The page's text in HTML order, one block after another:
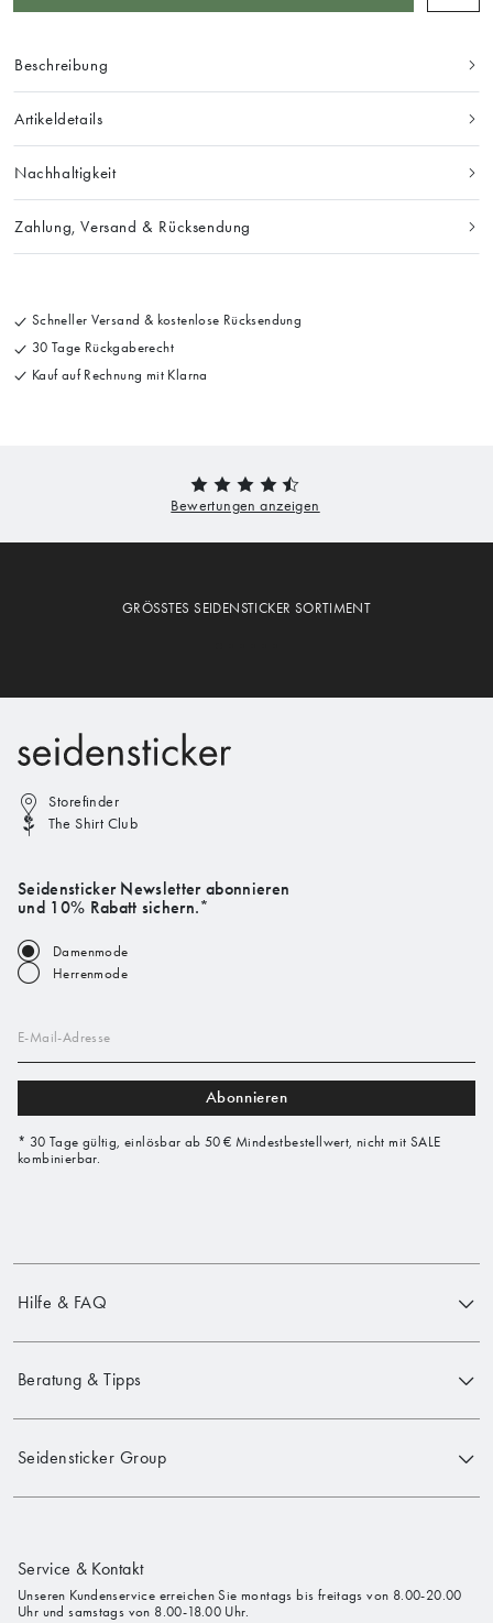
Beschreibung
Artikeldetails
Nachhaltigkeit
Zahlung, Versand & Rücksendung
Schneller Versand & kostenlose Rücksendung
30 Tage Rückgaberecht
Kauf auf Rechnung mit Klarna
GRÖSSTES SEIDENSTICKER SORTIMENT
Storefinder
The Shirt Club
Seidensticker Newsletter abonnieren
und 10% Rabatt sichern.*
Damenmode
Herrenmode
E-Mail-Adresse
Abonnieren
* 30 Tage gültig, einlösbar ab 50 € Mindestbestellwert, nicht mit SALE
kombinierbar.
Hilfe & FAQ
Beratung & Tipps
Seidensticker Group
Service & Kontakt
Unseren Kundenservice erreichen Sie montags bis freitags von 8.00-20.00
Uhr und samstags von 8.00-18.00 Uhr.